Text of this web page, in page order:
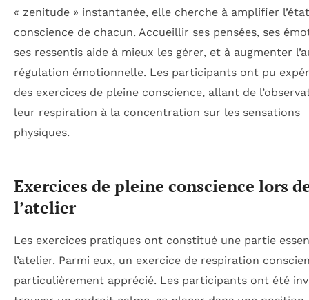
« zenitude » instantanée, elle cherche à amplifier
conscience de chacun. Accueillir ses pensées, ses
ses ressentis aide à mieux les gérer, et à augmenter
régulation émotionnelle. Les participants ont pu
des exercices de pleine conscience, allant de
leur respiration à la concentration sur les sensations
physiques.
Exercices de pleine conscience lors
l’atelier
Les exercices pratiques ont constitué une partie
l’atelier. Parmi eux, un exercice de respiration
particulièrement apprécié. Les participants ont été